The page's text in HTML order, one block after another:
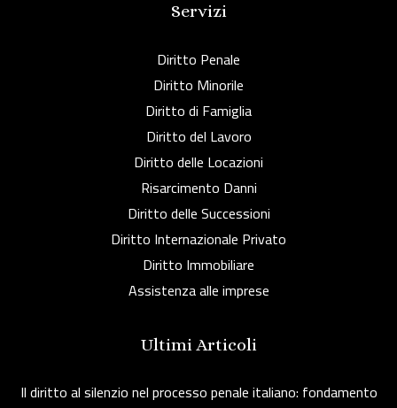
Servizi
Diritto Penale
Diritto Minorile
Diritto di Famiglia
Diritto del Lavoro
Diritto delle Locazioni
Risarcimento Danni
Diritto delle Successioni
Diritto Internazionale Privato
Diritto Immobiliare
Assistenza alle imprese
Ultimi Articoli
Il diritto al silenzio nel processo penale italiano: fondamento